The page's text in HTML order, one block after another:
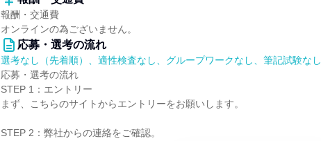
報酬・交通費
オンラインの為ございません。
応募・選考の流れ
選考なし（先着順）、適性検査なし、グループワークなし、筆記試験なし
応募・選考の流れ
STEP 1：エントリー
まず、こちらのサイトからエントリーをお願いします。
STEP 2：弊社からの連絡をご確認。